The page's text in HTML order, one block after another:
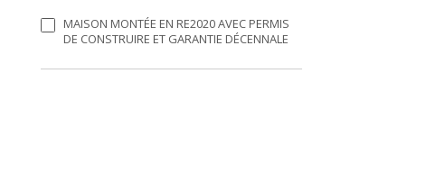
MAISON MONTÉE EN RE2020 AVEC PERMIS
DE CONSTRUIRE ET GARANTIE DÉCENNALE